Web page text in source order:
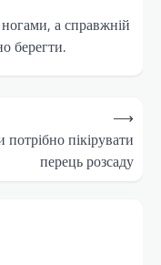
а справжній
берегти.
потрібно пікірувати
перець розсаду
⟶